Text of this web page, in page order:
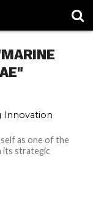
Innovation
as one of the
its strategic